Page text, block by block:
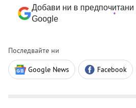
Добави ни в предпочитани
Google
Последвайте ни
Google News Facebook